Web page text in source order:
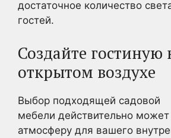
достаточное количество
гостей.
Создайте гостиную
открытом воздухе
Выбор подходящей садовой
мебели действительно может
атмосферу для вашего